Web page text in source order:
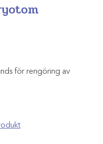
för rengöring av